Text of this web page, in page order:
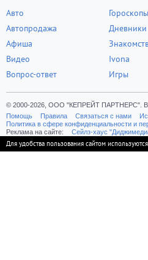
Авто
Автопродажа
Афиша
Видео
Вопрос-ответ
Гороскопы
Дневники
Ivona
Игры
© 2000-2026, ООО "КЕПРЕЙТ ПАРТНЕРС".
Помощь
Правила Связаться с нами
Политика в сфере конфиденциальности и
Реклама на сайте:
Cейлз-хаус
Для удобства пользования сайтом